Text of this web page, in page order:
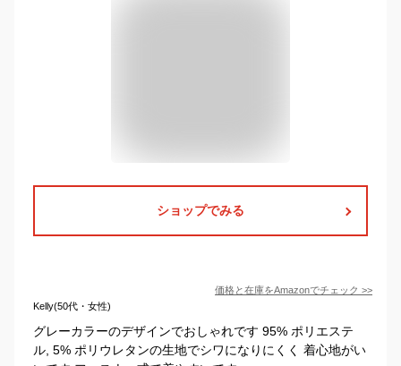
ショップでみる
価格と在庫をAmazonでチェック >>
Kelly(50代・女性)
グレーカラーのデザインでおしゃれです 95% ポリエステ
ル, 5% ポリウレタンの生地でシワになりにくく 着心地がい